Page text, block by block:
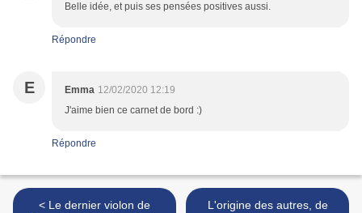
Belle idée, et puis ses pensées positives aussi.
Répondre
E Emma 12/02/2020 12:19
J'aime bien ce carnet de bord :)
Répondre
< Le dernier violon de
L'origine des autres, de